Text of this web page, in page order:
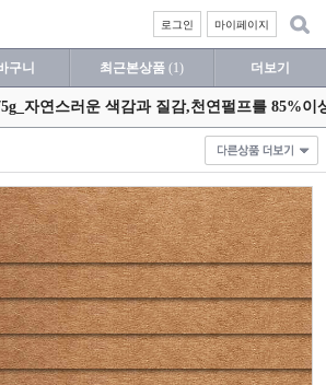
마이페이지
로그인
구니 최근본상품 (1) 더보기
자연스러운 색감과 질감,천연펄프를 85%이